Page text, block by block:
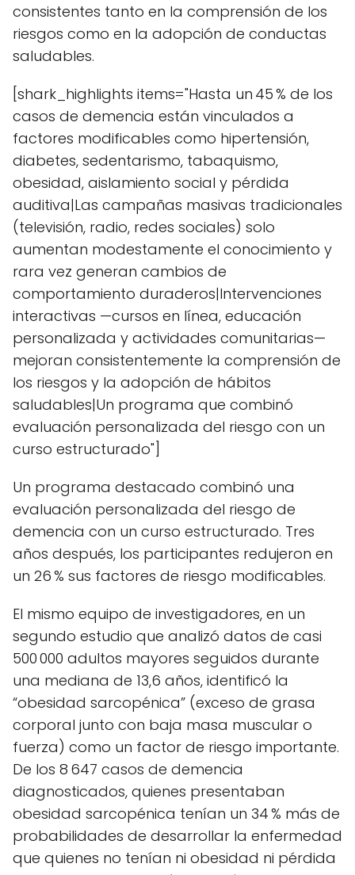
consistentes tanto en la comprensión de los
riesgos como en la adopción de conductas
saludables.
[shark_highlights items="Hasta un 45 % de los
casos de demencia están vinculados a
factores modificables como hipertensión,
diabetes, sedentarismo, tabaquismo,
obesidad, aislamiento social y pérdida
auditiva|Las campañas masivas tradicionales
(televisión, radio, redes sociales) solo
aumentan modestamente el conocimiento y
rara vez generan cambios de
comportamiento duraderos|Intervenciones
interactivas —cursos en línea, educación
personalizada y actividades comunitarias—
mejoran consistentemente la comprensión de
los riesgos y la adopción de hábitos
saludables|Un programa que combinó
evaluación personalizada del riesgo con un
curso estructurado"]
Un programa destacado combinó una
evaluación personalizada del riesgo de
demencia con un curso estructurado. Tres
años después, los participantes redujeron en
un 26 % sus factores de riesgo modificables.
El mismo equipo de investigadores, en un
segundo estudio que analizó datos de casi
500 000 adultos mayores seguidos durante
una mediana de 13,6 años, identificó la
“obesidad sarcopénica” (exceso de grasa
corporal junto con baja masa muscular o
fuerza) como un factor de riesgo importante.
De los 8 647 casos de demencia
diagnosticados, quienes presentaban
obesidad sarcopénica tenían un 34 % más de
probabilidades de desarrollar la enfermedad
que quienes no tenían ni obesidad ni pérdida